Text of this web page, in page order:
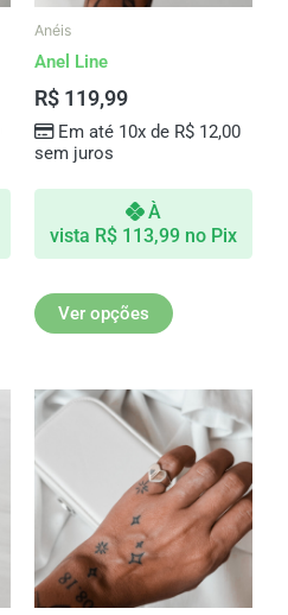
Anéis
Anel Line
R$ 119,99
Em até 10x de R$12,00
sem juros
À
vista R$ 113,99 no Pix
Ver opções
do